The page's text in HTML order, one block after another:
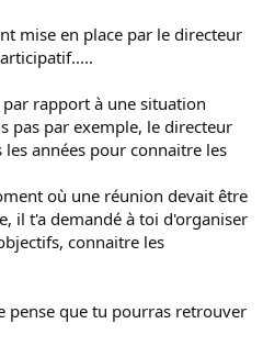
mise en place par le directeur
rapport à une situation
pas par exemple, le directeur
années pour connaitre les
où une réunion devait être
il t'a demandé à toi d'organiser
connaitre les
pense que tu pourras retrouver